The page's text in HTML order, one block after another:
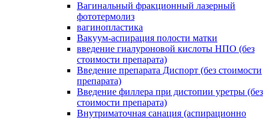
Вагинальный фракционный лазерный
фототермолиз
вагинопластика
Вакуум-аспирация полости матки
введение гиалуроновой кислоты НПО (без
стоимости препарата)
Введение препарата Диспорт (без стоимости
препарата)
Введение филлера при дистопии уретры (без
стоимости препарата)
Внутриматочная санация (аспирационно